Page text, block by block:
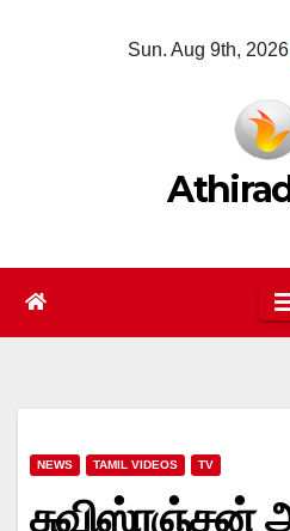
Sun. Aug 9th, 2026
NEWS TAMIL VIDEOS TV
சுவிஸ்ரஞ்சன்